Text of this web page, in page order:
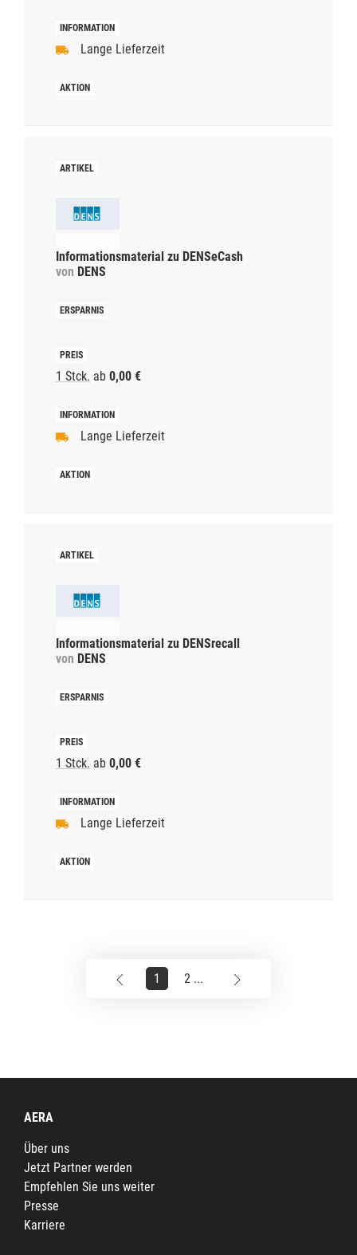
Lange Lieferzeit
Informationsmaterial zu DENSeCash
von DENS
1 Stck. ab 0,00 €
Lange Lieferzeit
Informationsmaterial zu DENSrecall
von DENS
1 Stck. ab 0,00 €
Lange Lieferzeit
1 2 ...
AERA
Über uns
Jetzt Partner werden
Empfehlen Sie uns weiter
Presse
Karriere